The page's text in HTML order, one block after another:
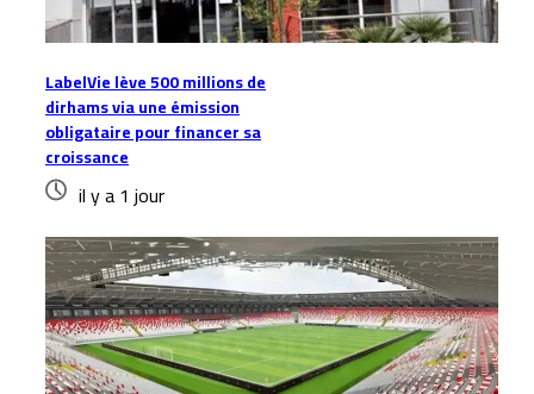
LabelVie lève 500 millions de
dirhams via une émission
obligataire pour financer sa
croissance
il y a 1 jour